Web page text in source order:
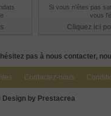
Si vous n'êtes pas
vous
Cliquez ici
pas à nous contacter,
Contactez-nous
Design by Prestacrea